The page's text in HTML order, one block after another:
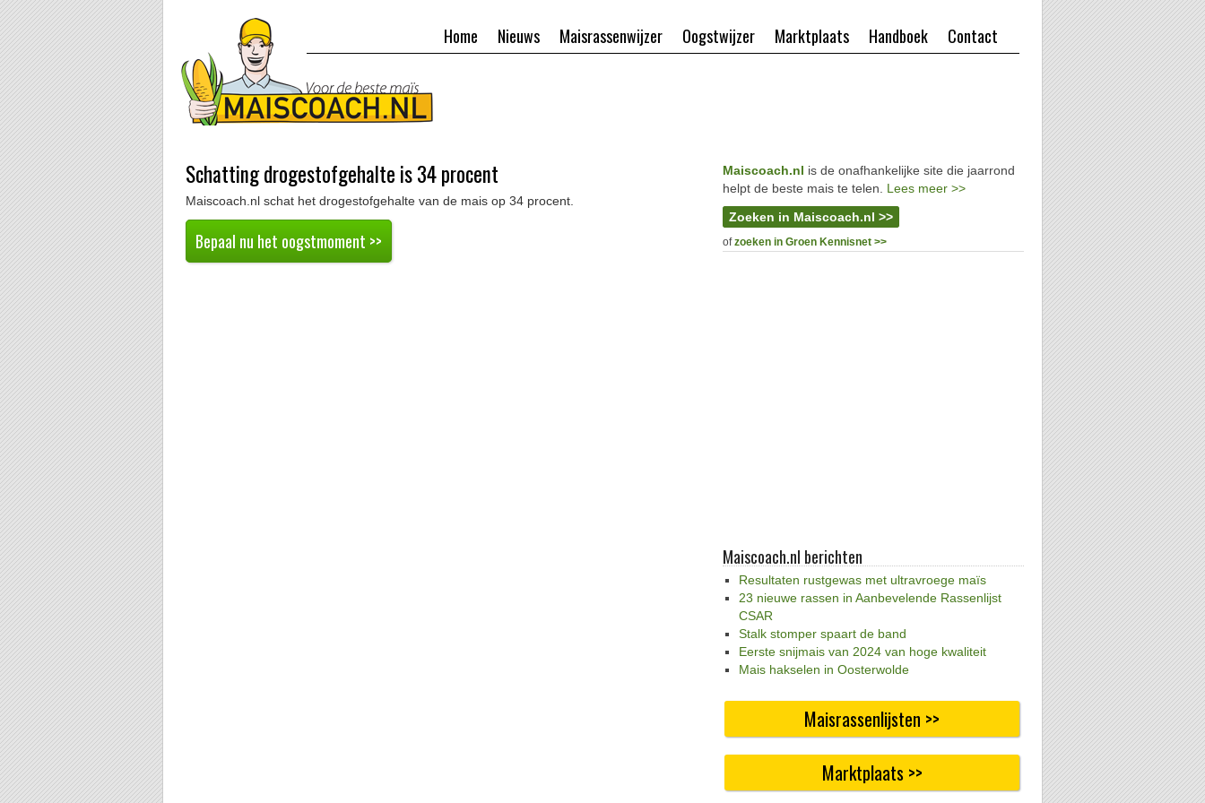
Contact
Handboek
Marktplaats
Oogstwijzer
Maisrassenwijzer
Nieuws
Home
Schatting drogestofgehalte is 34 procent
Maiscoach.nl schat het drogestofgehalte van de mais op 34 procent.
Bepaal nu het oogstmoment >>
Maiscoach.nl is de onafhankelijke site die jaarrond
helpt de beste mais te telen. Lees meer >>
Zoeken in Maiscoach.nl >>
ofzoeken in Groen Kennisnet >>
Maiscoach.nl berichten
Resultaten rustgewas met ultravroege maïs
23 nieuwe rassen in Aanbevelende Rassenlijst
CSAR
Stalk stomper spaart de band
Eerste snijmais van 2024 van hoge kwaliteit
Mais hakselen in Oosterwolde
Maisrassenlijsten >>
Marktplaats >>